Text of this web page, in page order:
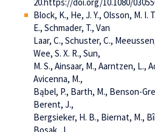
Block, K., He, J. Y., Olsson, M. I.
E., Schmader, T., Van
Laar, C., Schuster, C.,
Wee, S. X. R., Sun,
M. S., Ainsaar, M., Aarntzen, L.,
Avicenna, M.,
Bąbel, P., Barth, M., Benson-
Berent, J.,
Bergsieker, H. B., Biernat, M.,
Bosak, J.,